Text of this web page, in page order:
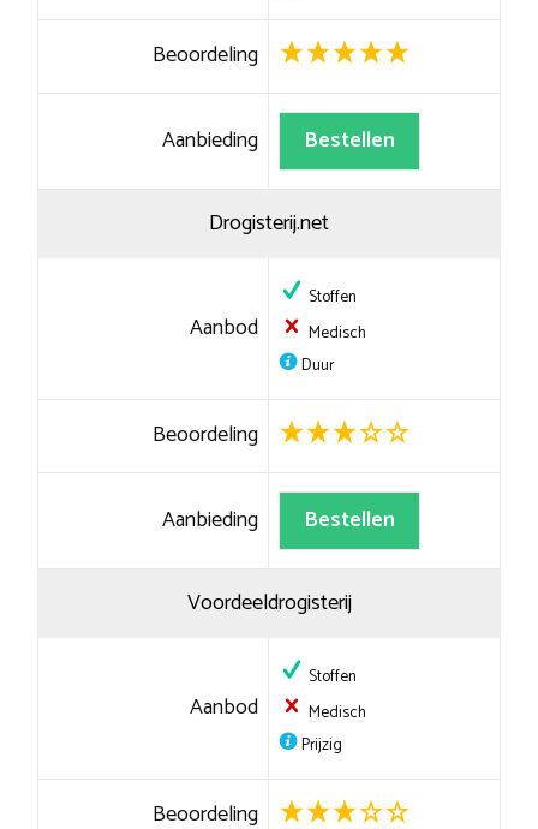
Beoordeling
Aanbieding Bestellen
Drogisterij.net
Aanbod
Stoffen
Medisch
Duur
Beoordeling
Aanbieding Bestellen
Voordeeldrogisterij
Aanbod
Stoffen
Medisch
Prijzig
Beoordeling